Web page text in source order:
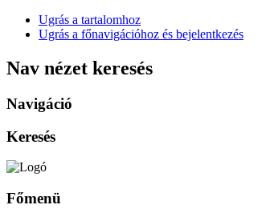
Ugrás a tartalomhoz
Ugrás a főnavigációhoz és bejelentkezés
Nav nézet keresés
Navigáció
Keresés
Főmenü